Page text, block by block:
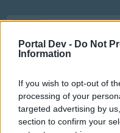
Portal Dev - Do Not
Information
If you wish to opt-out of
processing of your
targeted advertising by
section to confirm your
-Babs92-
1 April 2015
.knut11.
Forenbewohner